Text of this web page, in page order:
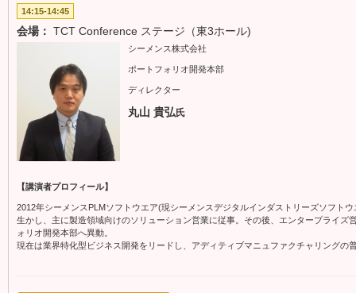
14:15-14:45
会場： TCT Conference ステージ（東3ホール)
シーメンス株式会社
ポートフォリオ開発本部
ディレクター
丸山 貴弘氏
【講演者プロフィール】
2012年シーメンスPLMソフトウエア(現シーメンスデジタルインダストリーズソフト
生かし、主に製造領域向けのソリューション営業に従事。その後、エンタープライズ
ォリオ開発本部へ異動。
現在は業界特化型ビジネス開発をリードし、アディティブマニュファクチャリングの